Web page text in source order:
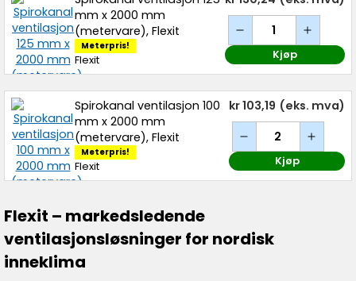
mm x 2000 mm
(metervare), Flexit
Meterpris!
Flexit Kjøp
Spirokanal ventilasjon 100
mm x 2000 mm
(metervare), Flexit
Meterpris!
Flexit
kr 103,19 (eks. mva)
Kjøp
Flexit – markedsledende
ventilasjonsløsninger for nordisk
inneklima